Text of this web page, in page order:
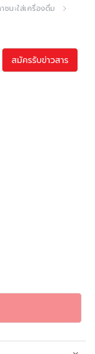
ชนะใส่เครื่องดื่ม
สมัครรับข่าวสาร